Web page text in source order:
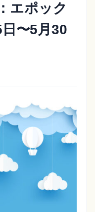
エポック
〜5月30